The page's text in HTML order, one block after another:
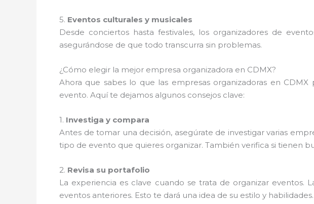
5. Eventos culturales y musicales
Desde conciertos hasta festivales, los organizadores de
asegurándose de que todo transcurra sin problemas.
¿Cómo elegir la mejor empresa organizadora en CDMX?
Ahora que sabes lo que las empresas organizadoras en
evento. Aquí te dejamos algunos consejos clave:
1. Investiga y compara
Antes de tomar una decisión, asegúrate de investigar varias
tipo de evento que quieres organizar. También verifica si tienen
2. Revisa su portafolio
La experiencia es clave cuando se trata de organizar
eventos anteriores. Esto te dará una idea de su estilo y habilidades.